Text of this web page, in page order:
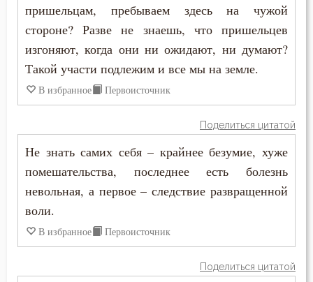
Кротость
Лень
Лесть
Ложь
Любовь
Любовь Божия
Любовь к Богу
Феофилакт Болгарский
Филофей Синайский
пришельцам, пребываем здесь на чужой
стороне? Разве не знаешь, что пришельцев
изгоняют, когда они ни ожидают, ни думают?
Такой участи подлежим и все мы на земле.
В избранное Первоисточник
Поделиться цитатой
Не знать самих себя – крайнее безумие, хуже
помешательства, последнее есть болезнь
невольная, а первое – следствие развращенной
воли.
В избранное Первоисточник
Поделиться цитатой